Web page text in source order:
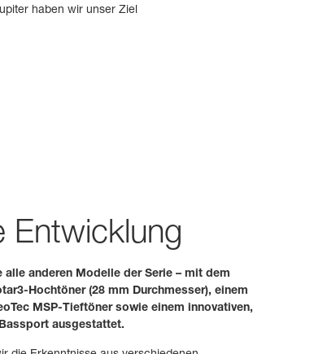
haben wir unser Ziel
Entwicklung
alle anderen Modelle der Serie – mit dem
Hochtöner (28 mm Durchmesser), einem
MSP-Tieftöner sowie einem innovativen,
ausgestattet.